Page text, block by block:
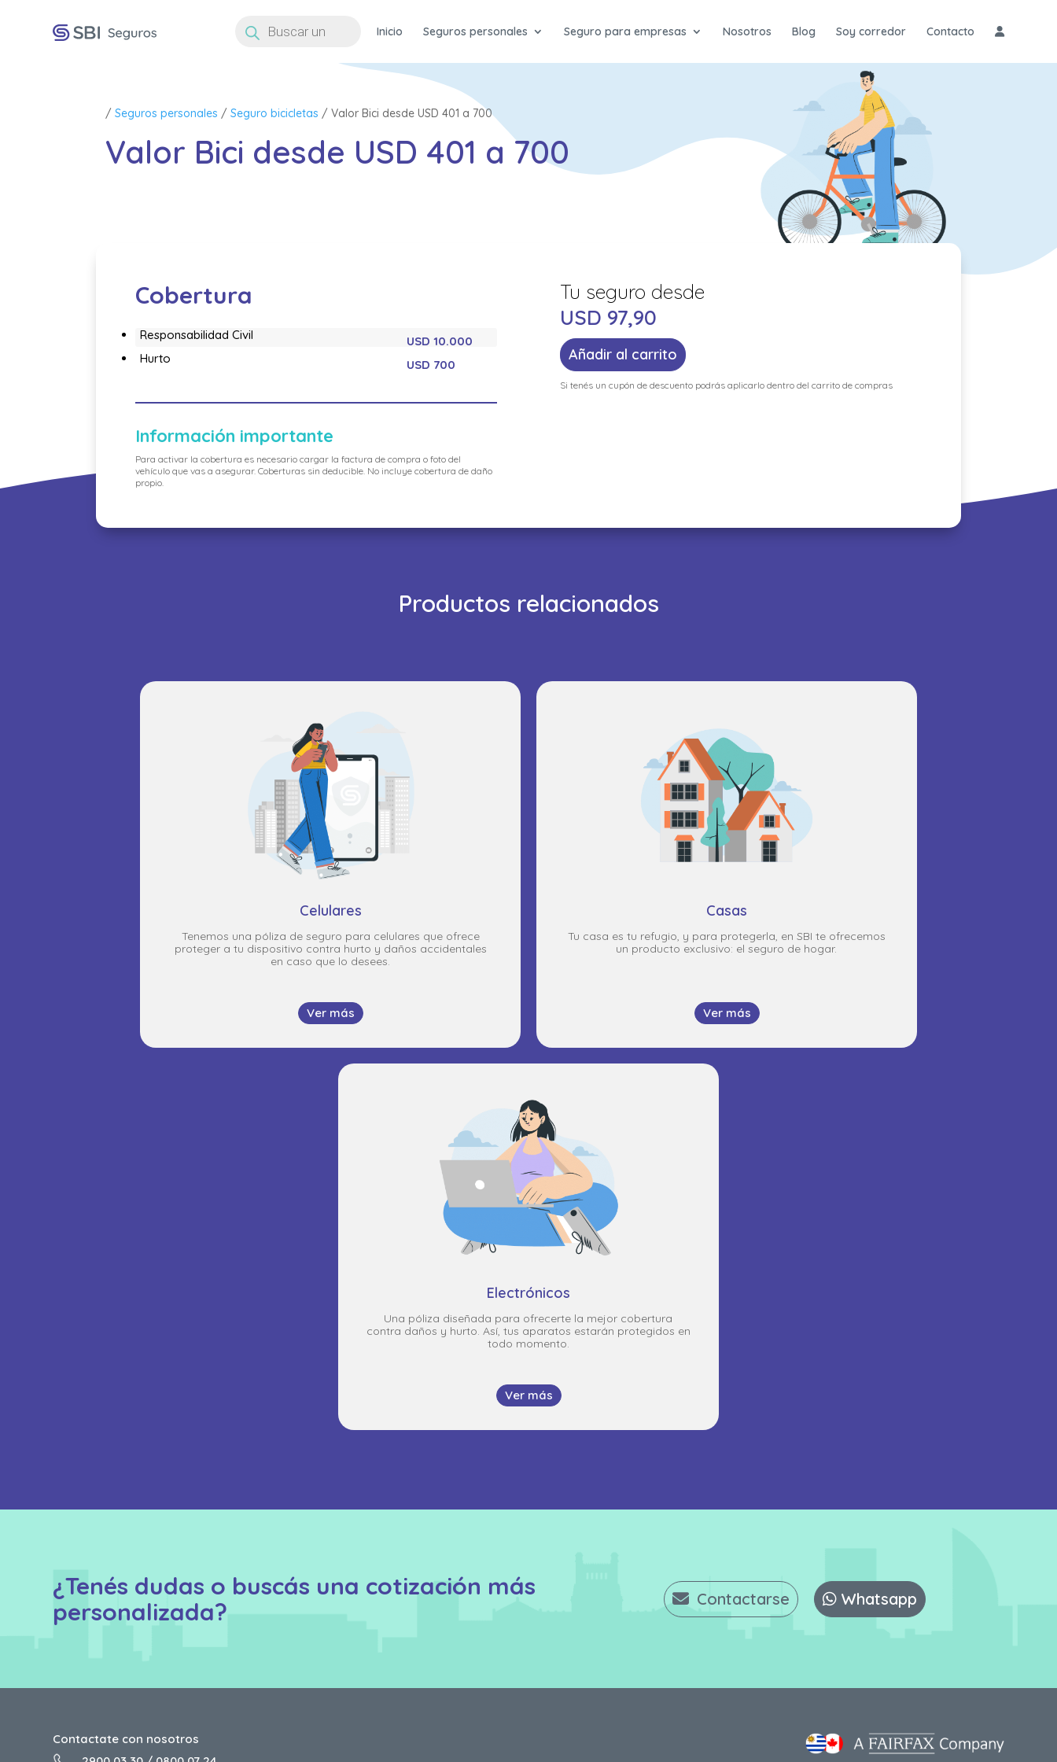
de
productos
Inicio Seguros personales Seguro para empresas Nosotros Blog Soy corredor Contacto
/Seguros personales /Seguro bicicletas / Valor Bici desde USD 401 a 700
Valor Bici desde USD 401 a 700
Cobertura
Responsabilidad Civil
USD 10.000
Hurto
USD 700
Información importante
Para activar la cobertura es necesario cargar la factura de compra o foto del
vehículo que vas a asegurar. Coberturas sin deducible. No incluye cobertura de daño
propio.
USD 97,90
Añadir al carrito
Si tenés un cupón de descuento podrás aplicarlo dentro del carrito de compras
Productos relacionados
Celulares
Tenemos una póliza de seguro para celulares que ofrece
proteger a tu dispositivo contra hurto y daños accidentales
en caso que lo desees.
Ver más
Casas
Tu casa es tu refugio, y para protegerla, en SBI te ofrecemos
un producto exclusivo: el seguro de hogar.
Ver más
Electrónicos
Una póliza diseñada para ofrecerte la mejor cobertura
contra daños y hurto. Así, tus aparatos estarán protegidos en
todo momento.
Ver más
¿Tenés dudas o buscás una cotización más
personalizada?
Contactarse Whatsapp
Contactate con nosotros